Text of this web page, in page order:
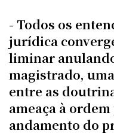
- Todos os
jurídica
liminar
magistrado,
entre as
ameaça à
andamento do